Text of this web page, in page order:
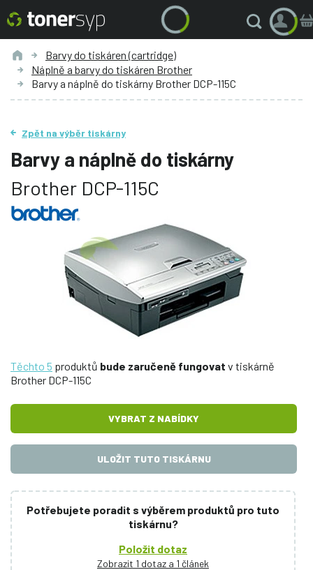
Barvy do tiskáren (cartridge)
Náplně a barvy do tiskáren Brother
Barvy a náplně do tiskárny Brother DCP-115C
Zpět na výběr tiskárny
Barvy a náplně do tiskárny
Brother DCP-115C
Těchto 5 produktů bude zaručeně fungovat v tiskárně
Brother DCP-115C
VYBRAT Z NABÍDKY
ULOŽIT TUTO TISKÁRNU
Potřebujete poradit s výběrem produktů pro tuto
tiskárnu?
Položit dotaz
Zobrazit 1 dotaz a 1 článek